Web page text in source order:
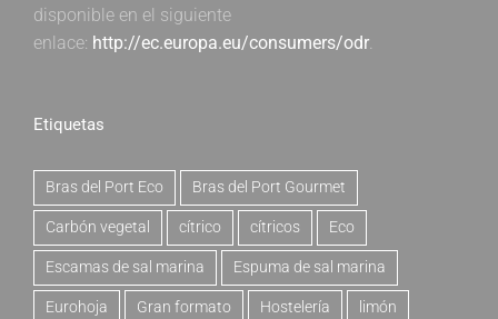
disponible en el siguiente
enlace: http://ec.europa.eu/consumers/odr.
Etiquetas
Bras del Port Eco Bras del Port Gourmet
Carbón vegetal cítrico cítricos Eco
Escamas de sal marina Espuma de sal marina
Eurohoja Gran formato Hostelería limón